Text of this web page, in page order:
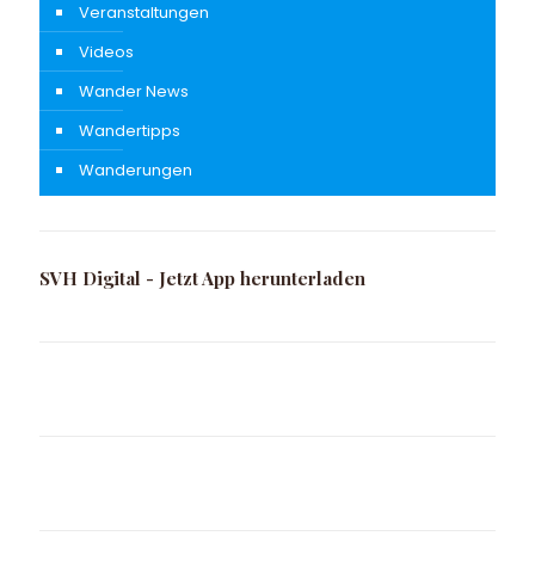
Veranstaltungen
Videos
Wander News
Wandertipps
Wanderungen
SVH Digital - Jetzt App herunterladen